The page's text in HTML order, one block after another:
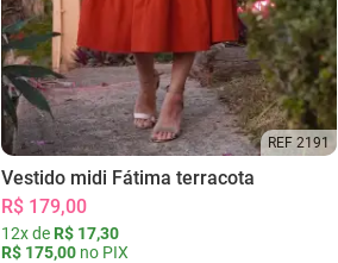
REF 2191
Vestido midi Fátima terracota
R$ 179,00
12x de R$ 17,30
R$ 175,00 no PIX